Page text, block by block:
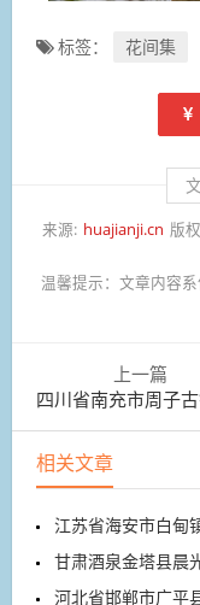
标签： 花间集
来源: huajianji.cn 版
温馨提示： 文章内容
上一篇
四川省南充市周子古镇“团年宴”热
相关文章
江苏省海安市白甸
甘肃酒泉金塔县晨
河北省邯郸市广平